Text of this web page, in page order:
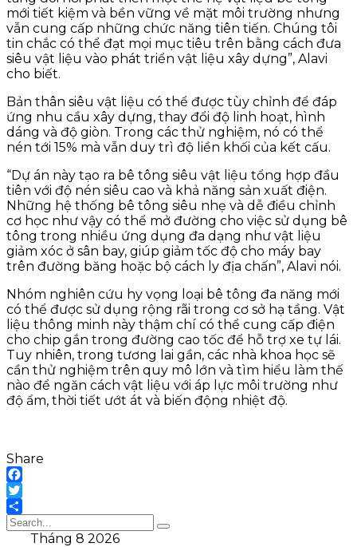
mới tiết kiệm và bền vững về mặt môi trường nhưng
vẫn cung cấp những chức năng tiên tiến. Chúng tôi
tin chắc có thể đạt mọi mục tiêu trên bằng cách đưa
siêu vật liệu vào phát triển vật liệu xây dựng”, Alavi
cho biết.
Bản thân siêu vật liệu có thể được tùy chỉnh để đáp
ứng nhu cầu xây dựng, thay đổi độ linh hoạt, hình
dáng và độ giòn. Trong các thử nghiệm, nó có thể
nén tới 15% mà vẫn duy trì độ liền khối của kết cấu.
“Dự án này tạo ra bê tông siêu vật liệu tổng hợp đầu
tiên với độ nén siêu cao và khả năng sản xuất điện.
Những hệ thống bê tông siêu nhẹ và dễ điều chỉnh
cơ học như vậy có thể mở đường cho việc sử dụng bê
tông trong nhiều ứng dụng đa dạng như vật liệu
giảm xóc ở sân bay, giúp giảm tốc độ cho máy bay
trên đường băng hoặc bộ cách ly địa chấn”, Alavi nói.
Nhóm nghiên cứu hy vọng loại bê tông đa năng mới
có thể được sử dụng rộng rãi trong cơ sở hạ tầng. Vật
liệu thông minh này thậm chí có thể cung cấp điện
cho chip gắn trong đường cao tốc để hỗ trợ xe tự lái.
Tuy nhiên, trong tương lai gần, các nhà khoa học sẽ
cần thử nghiệm trên quy mô lớn và tìm hiểu làm thế
nào để ngăn cách vật liệu với áp lực môi trường như
độ ẩm, thời tiết ướt át và biến động nhiệt độ.
Share
Facebook
Twitter
Share
Tháng 8 2026